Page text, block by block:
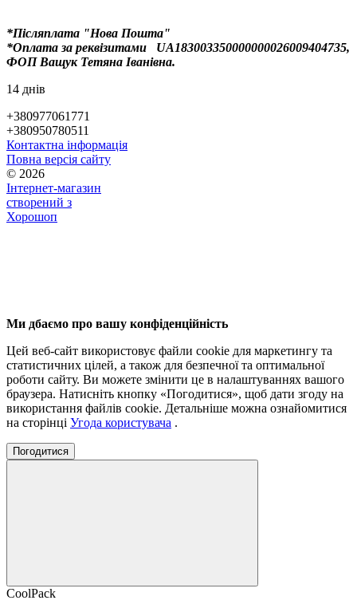
*Післяплата "Нова Пошта"
*Оплата за реквізитами UA183003350000000026009404735,
ФОП Ващук Тетяна Іванівна.
14 днів
+380977061771
+380950780511
Контактна інформація
Повна версія сайту
© 2026
Інтернет-магазин
створений з
Хорошоп
Ми дбаємо про вашу конфіденційність
Цей веб-сайт використовує файли cookie для маркетингу та
статистичних цілей, а також для безпечної та оптимальної
роботи сайту. Ви можете змінити це в налаштуваннях вашого
браузера. Натисніть кнопку «Погодитися», щоб дати згоду на
використання файлів cookie. Детальніше можна ознайомитися
на сторінці Угода користувача .
Погодитися
CoolPack